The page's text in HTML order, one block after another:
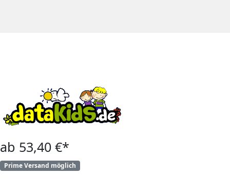
ab 53,40 €*
Prime Versand möglich